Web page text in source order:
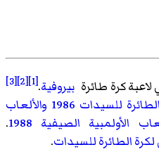
كرة طائرة بيروفية.
[1]
[2]
[3]
للسيدات 1986
والألعاب
الأولمبية الصيفية 1988
.
الطائرة للسيدات.